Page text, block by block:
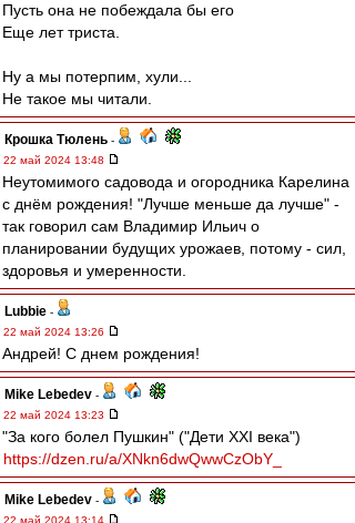
Пусть она не побеждала бы его
Еще лет триста.
Ну а мы потерпим, хули...
Не такое мы читали.
Крошка Тюлень -
22 май 2024 13:48
Неутомимого садовода и огородника Карелина
с днём рождения! "Лучше меньше да лучше" -
так говорил сам Владимир Ильич о
планировании будущих урожаев, потому - сил,
здоровья и умеренности.
Lubbie -
22 май 2024 13:26
Андрей! С днем рождения!
Mike Lebedev -
22 май 2024 13:23
"За кого болел Пушкин" ("Дети XXI века")
https://dzen.ru/a/XNkn6dwQwwCzObY_
Mike Lebedev -
22 май 2024 13:14